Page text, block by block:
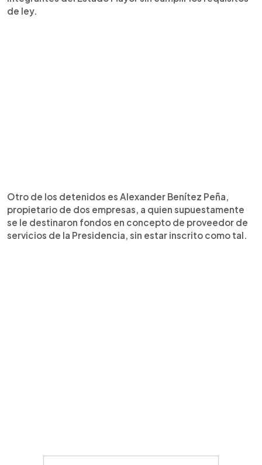
de ley.
Otro de los detenidos es Alexander Benítez Peña,
propietario de dos empresas, a quien supuestamente
se le destinaron fondos en concepto de proveedor de
servicios de la Presidencia, sin estar inscrito como tal.